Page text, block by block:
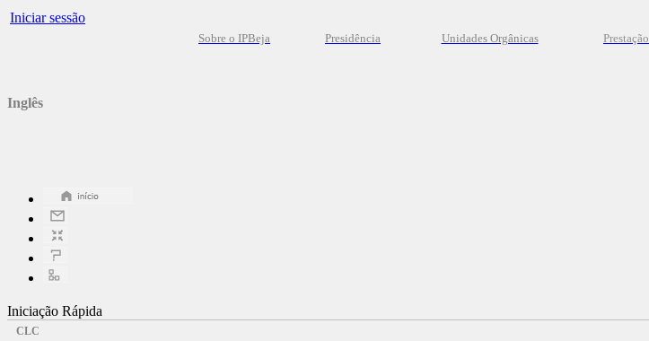
Iniciar sessão
Sobre o IPBeja Presidência Unidades Orgânicas Prestação
Inglês
Iniciação Rápida
CLC